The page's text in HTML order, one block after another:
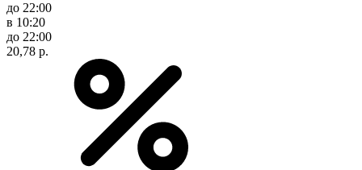
до 22:00
в 10:20
до 22:00
20,78 р.